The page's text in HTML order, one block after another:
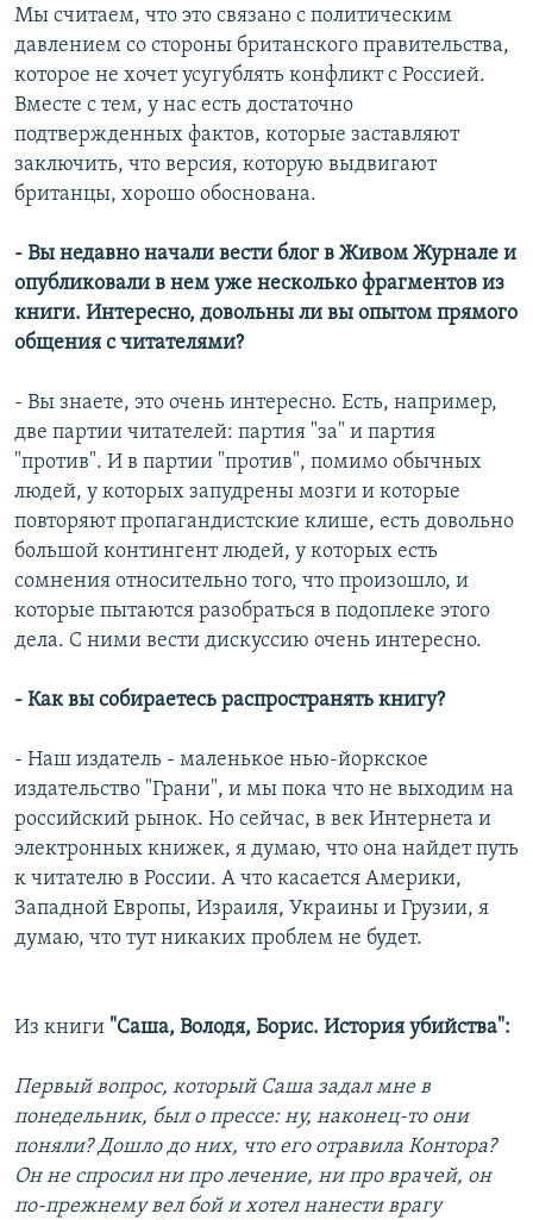
Мы считаем, что это связано с политическим
давлением со стороны британского правительства,
которое не хочет усугублять конфликт с Россией.
Вместе с тем, у нас есть достаточно
подтвержденных фактов, которые заставляют
заключить, что версия, которую выдвигают
британцы, хорошо обоснована.
- Вы недавно начали вести блог в Живом Журнале и
опубликовали в нем уже несколько фрагментов из
книги. Интересно, довольны ли вы опытом прямого
общения с читателями?
- Вы знаете, это очень интересно. Есть, например,
две партии читателей: партия "за" и партия
"против". И в партии "против", помимо обычных
людей, у которых запудрены мозги и которые
повторяют пропагандистские клише, есть довольно
большой контингент людей, у которых есть
сомнения относительно того, что произошло, и
которые пытаются разобраться в подоплеке этого
дела. С ними вести дискуссию очень интересно.
- Как вы собираетесь распространять книгу?
- Наш издатель - маленькое нью-йоркское
издательство "Грани", и мы пока что не выходим на
российский рынок. Но сейчас, в век Интернета и
электронных книжек, я думаю, что она найдет путь
к читателю в России. А что касается Америки,
Западной Европы, Израиля, Украины и Грузии, я
думаю, что тут никаких проблем не будет.
Из книги "Саша, Володя, Борис. История убийства":
Первый вопрос, который Саша задал мне в
понедельник, был о прессе: ну, наконец-то они
поняли? Дошло до них, что его отравила Контора?
Он не спросил ни про лечение, ни про врачей, он
по-прежнему вел бой и хотел нанести врагу